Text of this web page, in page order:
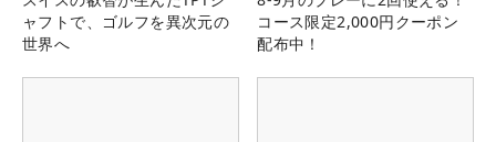
ャフトで、ゴルフを異次元の
世界へ
コース限定2,000円クーポン
配布中！